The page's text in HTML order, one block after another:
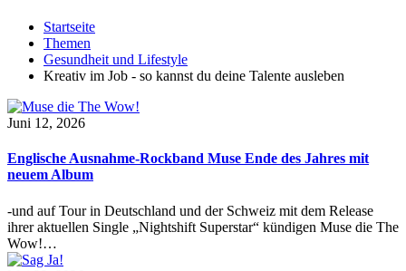
Startseite
Themen
Gesundheit und Lifestyle
Kreativ im Job - so kannst du deine Talente ausleben
Juni 12, 2026
Englische Ausnahme-Rockband Muse Ende des Jahres mit
neuem Album
-und auf Tour in Deutschland und der Schweiz mit dem Release
ihrer aktuellen Single „Nightshift Superstar“ kündigen Muse die The
Wow!…